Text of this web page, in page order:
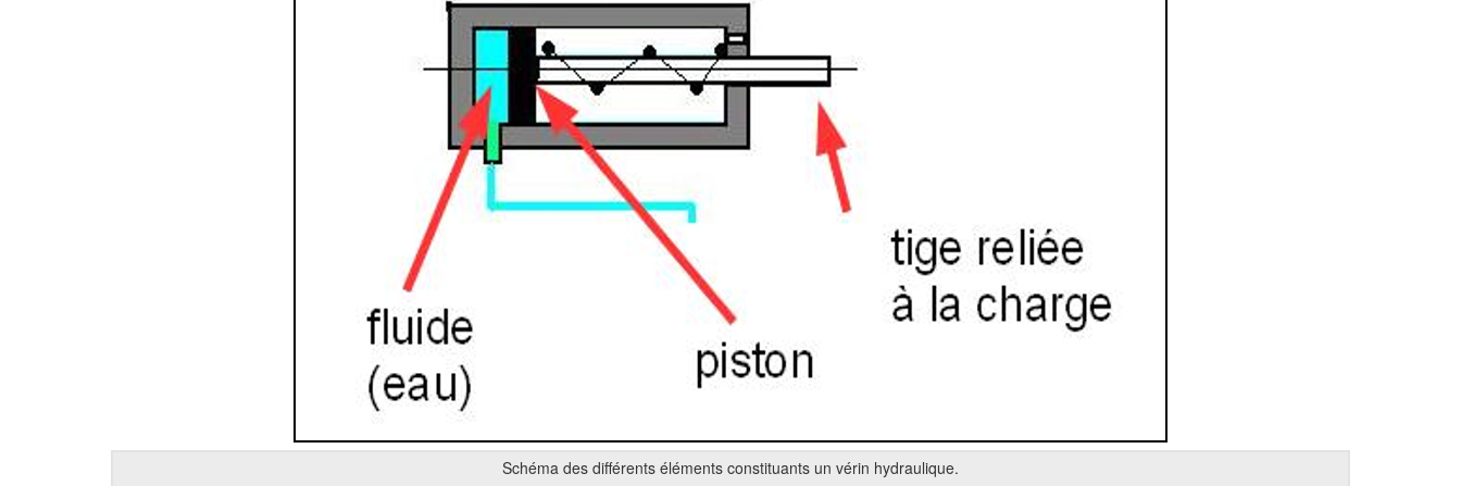
Schéma des différents éléments constituants un vérin hydraulique.